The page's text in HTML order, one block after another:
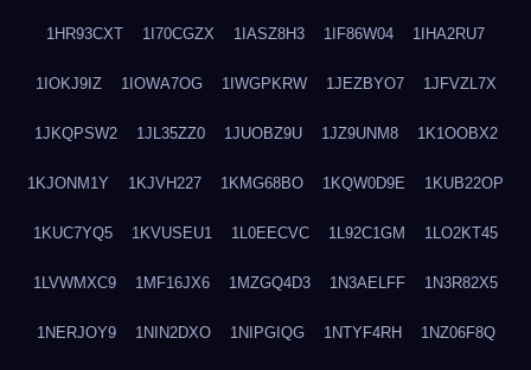
1HR93CXT 1I70CGZX 1IASZ8H3 1IF86W04 1IHA2RU7
1IOKJ9IZ 1IOWA7OG 1IWGPKRW 1JEZBYO7 1JFVZL7X
1JKQPSW2 1JL35ZZ0 1JUOBZ9U 1JZ9UNM8 1K1OOBX2
1KJONM1Y 1KJVH227 1KMG68BO 1KQW0D9E 1KUB22OP
1KUC7YQ5 1KVUSEU1 1L0EECVC 1L92C1GM 1LO2KT45
1LVWMXC9 1MF16JX6 1MZGQ4D3 1N3AELFF 1N3R82X5
1NERJOY9 1NIN2DXO 1NIPGIQG 1NTYF4RH 1NZ06F8Q